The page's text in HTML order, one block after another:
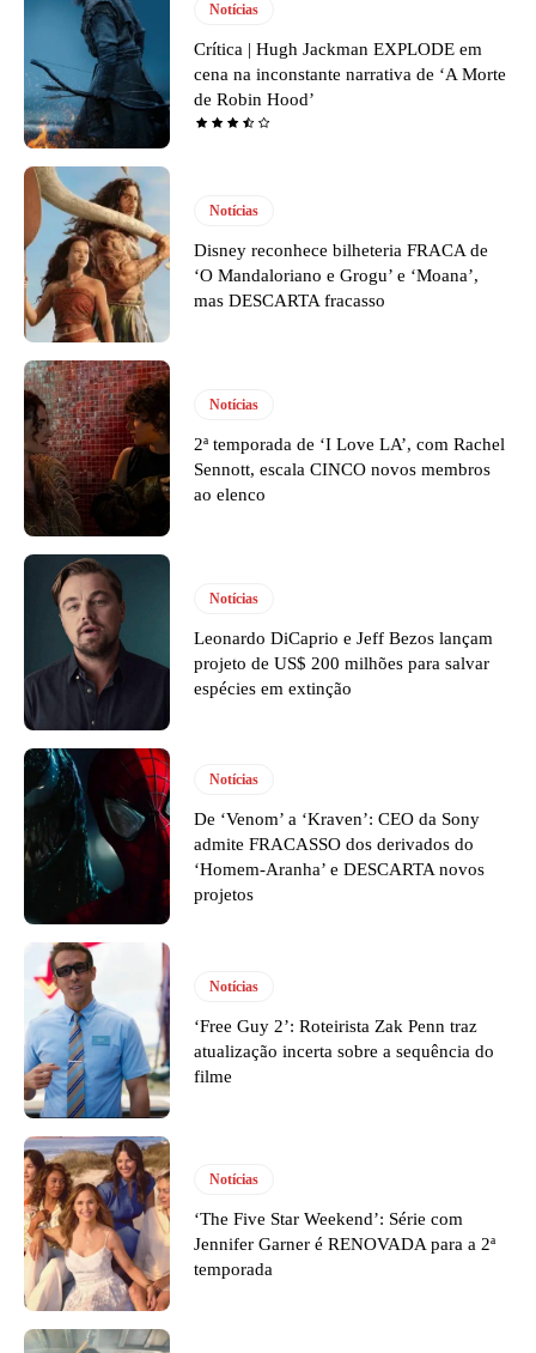
Notícias
Crítica | Hugh Jackman EXPLODE em
cena na inconstante narrativa de ‘A Morte
de Robin Hood’
Notícias
Disney reconhece bilheteria FRACA de
‘O Mandaloriano e Grogu’ e ‘Moana’,
mas DESCARTA fracasso
Notícias
2ª temporada de ‘I Love LA’, com Rachel
Sennott, escala CINCO novos membros
ao elenco
Notícias
Leonardo DiCaprio e Jeff Bezos lançam
projeto de US$ 200 milhões para salvar
espécies em extinção
Notícias
De ‘Venom’ a ‘Kraven’: CEO da Sony
admite FRACASSO dos derivados do
‘Homem-Aranha’ e DESCARTA novos
projetos
Notícias
‘Free Guy 2’: Roteirista Zak Penn traz
atualização incerta sobre a sequência do
filme
Notícias
‘The Five Star Weekend’: Série com
Jennifer Garner é RENOVADA para a 2ª
temporada